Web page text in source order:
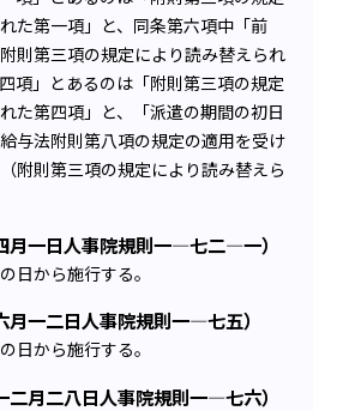
た第一項」と、同条第六項中「前
則第三項の規定により読み替えられ
項」とあるのは「附則第三項の規定
た第四項」と、「派遣の期間の初日
給与法附則第八項の規定の適用を受け
附則第三項の規定により読み替えら
月一日人事院規則一―七二―一）
日から施行する。
月一二日人事院規則一―七五）
日から施行する。
二月二八日人事院規則一―七六）